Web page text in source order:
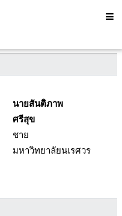
นายสันติภาพ
ศรีสุข
ชาย
มหาวิทยาลัยนเรศวร